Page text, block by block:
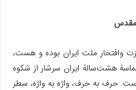
مقدس
وافتخار ملت ایران بوده و هست،
هشت‌سالۀ ایران سرشار از شکوه
حرف به حرف، واژه به واژه، سطر